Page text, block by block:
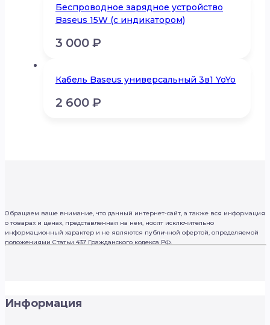
Беспроводное зарядное устройство
Baseus 15W (с индикатором)
3 000 ₽
Кабель Baseus универсальный 3в1 YoYo
2 600 ₽
Обращаем ваше внимание, что данный интернет-сайт, а также вся информация
о товарах и ценах, представленная на нем, носят исключительно
информационный характер и не являются публичной офертой, определяемой
положениями Статьи 437 Гражданского кодекса РФ.
Информация